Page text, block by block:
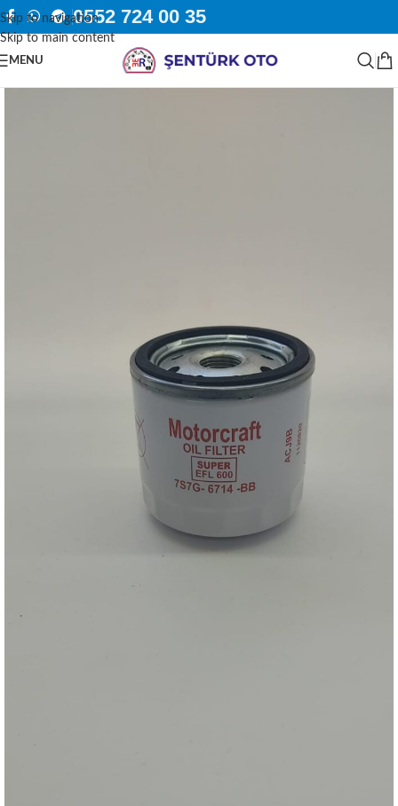
Skip to navigation
Skip to main content
0552 724 00 35
MENU